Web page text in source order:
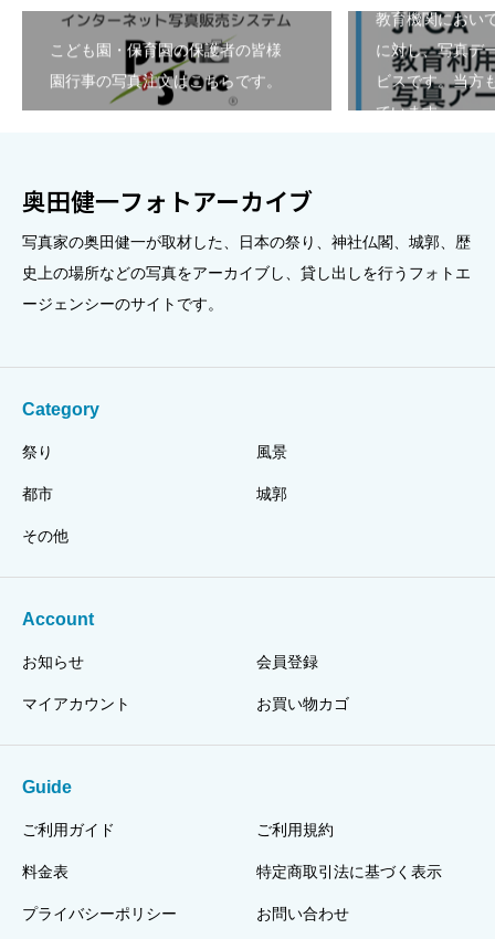
こども園・保育園の保護者の皆様
園行事の写真注文はこちらです。
教育機関におい
に対し、写真デ
ビスです。当方
ています。
奥田健一フォトアーカイブ
写真家の奥田健一が取材した、日本の祭り、神社仏閣、城郭、歴
史上の場所などの写真をアーカイブし、貸し出しを行うフォトエ
ージェンシーのサイトです。
Category
祭り 風景
都市 城郭
その他
Account
お知らせ 会員登録
マイアカウント お買い物カゴ
Guide
ご利用ガイド ご利用規約
料金表 特定商取引法に基づく表示
プライバシーポリシー お問い合わせ